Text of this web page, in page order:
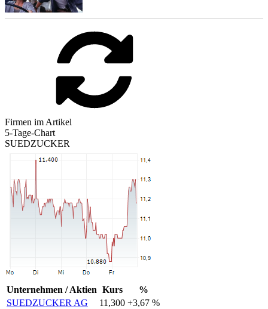
Firmen im Artikel
5-Tage-Chart
SUEDZUCKER
Unternehmen / Aktien Kurs
%
SUEDZUCKER AG
11,300 +3,67 %